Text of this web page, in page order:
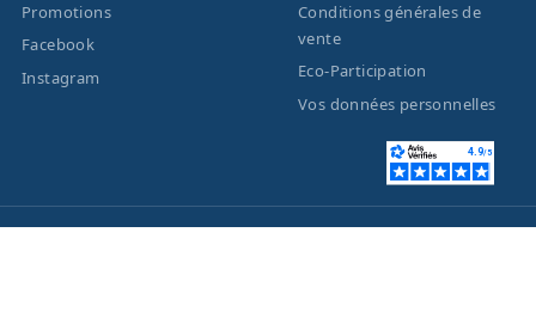
Promotions
Facebook
Instagram
Conditions générales de
vente
Eco-Participation
Vos données personnelles